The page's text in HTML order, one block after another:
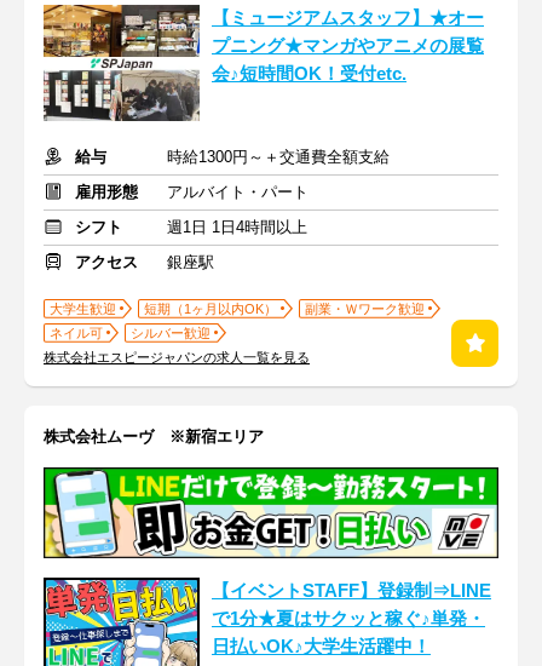
【ミュージアムスタッフ】★オー
プニング★マンガやアニメの展覧
会♪短時間OK！受付etc.
給与
時給1300円～＋交通費全額支給
雇用形態
アルバイト・パート
シフト
週1日 1日4時間以上
アクセス
銀座駅
大学生歓迎 短期（1ヶ月以内OK）
副業・Ｗワーク歓迎
ネイル可
シルバー歓迎
株式会社エスピージャパンの求人一覧を見る
株式会社ムーヴ ※新宿エリア
【イベントSTAFF】登録制⇒LINE
で1分★夏はサクッと稼ぐ♪単発・
日払いOK♪大学生活躍中！